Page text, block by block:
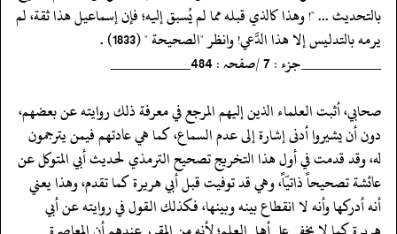
بالتحديث ... "! وهذا كالذي قبله مما لم يُسبق إليه؛ فإن إسماعيل هذا ثقة، لم
يرمه بالتدليس إلا هذا الدَّعي! وانظر "الصحيحة " (1833) .
‏‏‏‏__________جزء : 7 /صفحہ : 484__________
‏‏‏‏صحابي، أثبت العلماء الذين إليهم المرجع في معرفة ذلك روايته عن بعضهم،
دون أن يشيروا أدنى إشارة إلى عدم السماع، كما هي عادتهم فيمن يترجمون
له، وقد قدمت في أول هذا التخريج تصحيح الترمذي لحديث أبي المتوكل عن
عائشة تصحيحاً ذاتيّاً، وهي قد توفيت قبل أبي هريرة كما تقدم، وهذا يعني
أنه أدركها وأنه لا انقطاع بينه وبينها، فكذلك القول في روايته عن أبي